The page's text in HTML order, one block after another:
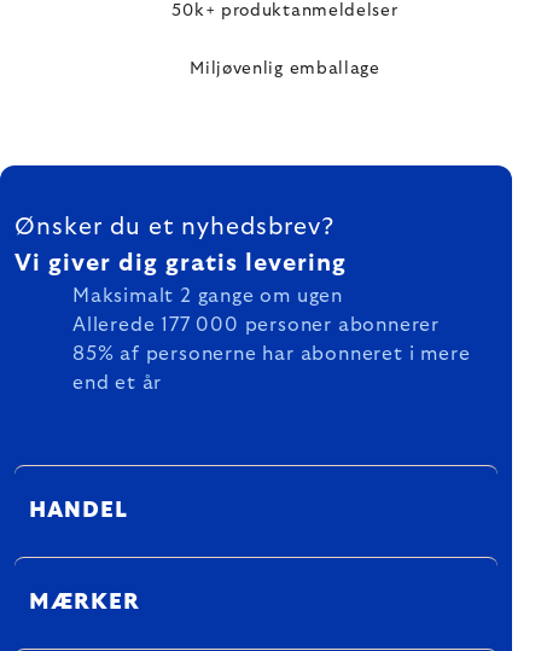
50k+ produktanmeldelser
Miljøvenlig emballage
FOOTER
Ønsker du et nyhedsbrev?
Vi giver dig gratis levering
Maksimalt 2 gange om ugen
Allerede 177 000 personer abonnerer
85% af personerne har abonneret i mere
end et år
HANDEL
MÆRKER